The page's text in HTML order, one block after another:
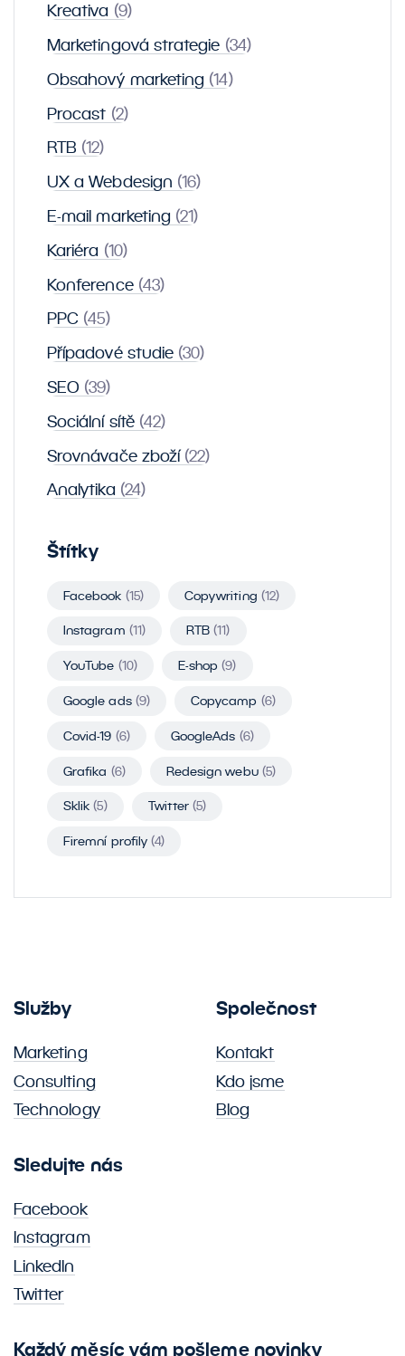
Kreativa (9)
Marketingová strategie (34)
Obsahový marketing (14)
Procast (2)
RTB (12)
UX a Webdesign (16)
E-mail marketing (21)
Kariéra (10)
Konference (43)
PPC (45)
Případové studie (30)
SEO (39)
Sociální sítě (42)
Srovnávače zboží(22)
Analytika (24)
Štítky
Facebook (15) Copywriting (12)
Instagram (11) RTB(11)
YouTube (10) E-shop(9)
Google ads (9) Copycamp (6)
Covid-19 (6) GoogleAds (6)
Grafika (6) Redesign webu (5)
Sklik(5) Twitter(5)
Firemní profily(4)
Služby
Marketing
Consulting
Technology
Společnost
Kontakt
Kdo jsme
Blog
Sledujte nás
Facebook
Instagram
LinkedIn
Twitter
Každý měsíc vám pošleme novinky